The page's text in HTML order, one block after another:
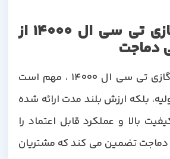
خرید کولر گازی تی سی ال 14000 از
هنگام خرید کولر گازی تی سی ال 14000 ، مهم است
بلکه ارزش بلند مدت ارائه شده
و عملکرد قابل اعتماد را
تضمین می کند که مشتریان